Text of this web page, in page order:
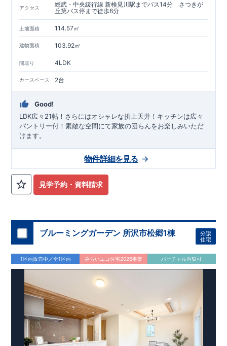
アクセス
総武・中央緩行線 新検見川駅までバス14分 さつきが
丘第バス停まで徒歩6分
土地面積 114.57㎡
建物面積 103.92㎡
間取り 4LDK
カースペース 2台
Good!
LDK広々21帖！さらにはオシャレな折上天井！キッチンは広々
パントリー付！素敵な空間にて家族の団らんをお楽しみいただ
けます。
見学予約・資料請求
物件詳細を見る
ブルーミングガーデン 所沢市松郷1棟
分譲
住宅
1区画販売中／全1区画 みらいエコ住宅2026事業 バーチャル内覧可